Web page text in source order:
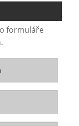
formuláře